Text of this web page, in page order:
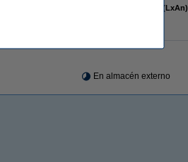
150 x 203 mm (LxAn)
En almacén externo